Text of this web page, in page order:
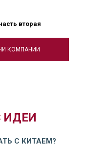
КОМПАНИИ
вторая
ИДЕИ
С КИТАЕМ?